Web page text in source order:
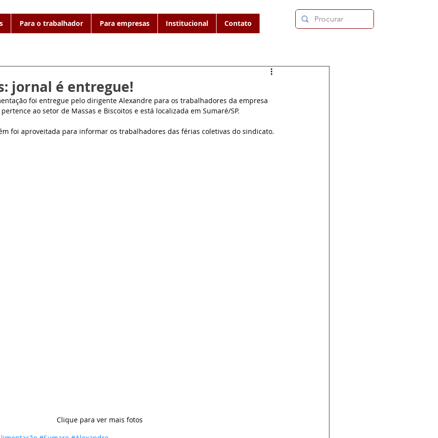
Para o trabalhador Para empresas Institucional Contato
jornal é entregue!
foi entregue pelo dirigente Alexandre para os trabalhadores da empresa
ao setor de Massas e Biscoitos e está localizada em Sumaré/SP.
foi aproveitada para informar os trabalhadores das férias coletivas do sindicato.
Clique para ver mais fotos